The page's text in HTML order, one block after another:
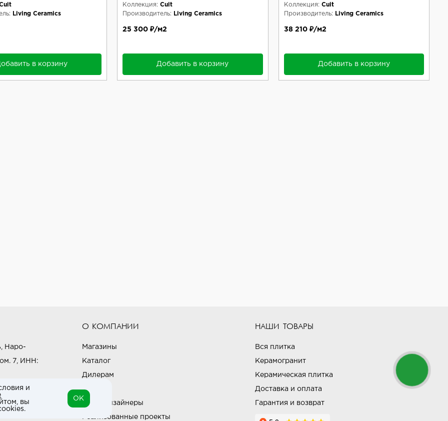
Living Ceramics
в корзину
Коллекция: Cuit
Производитель:
Living Ceramics
25 300 ₽/м2
Добавить в корзину
Коллекция: Cuit
Производитель:
Living Ceramics
38 210 ₽/м2
Добавить в корзину
Наро-
7, ИНН:
О КОМПАНИИ
Магазины
Каталог
Дилерам
Блог
Наши дизайнеры
Реализованные проекты
НАШИ ТОВАРЫ
Вся плитка
Керамогранит
Керамическая плитка
Доставка и оплата
Гарантия и возврат
и
вы
OK